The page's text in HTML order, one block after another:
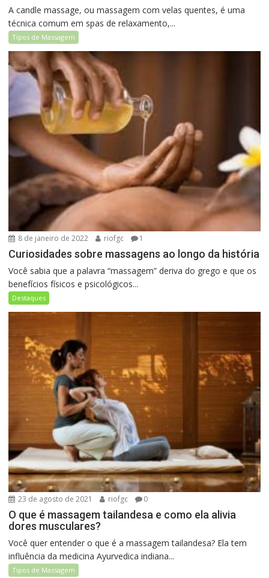
A candle massage, ou massagem com velas quentes, é uma
técnica comum em spas de relaxamento,...
Tipos de Massagem
8 de janeiro de 2022 riofgc 1
Curiosidades sobre massagens ao longo da história
Você sabia que a palavra “massagem” deriva do grego e que os
benefícios físicos e psicológicos...
Destaques
23 de agosto de 2021 riofgc 0
O que é massagem tailandesa e como ela alivia
dores musculares?
Você quer entender o que é a massagem tailandesa? Ela tem
influência da medicina Ayurvedica indiana...
Tipos de Massagem